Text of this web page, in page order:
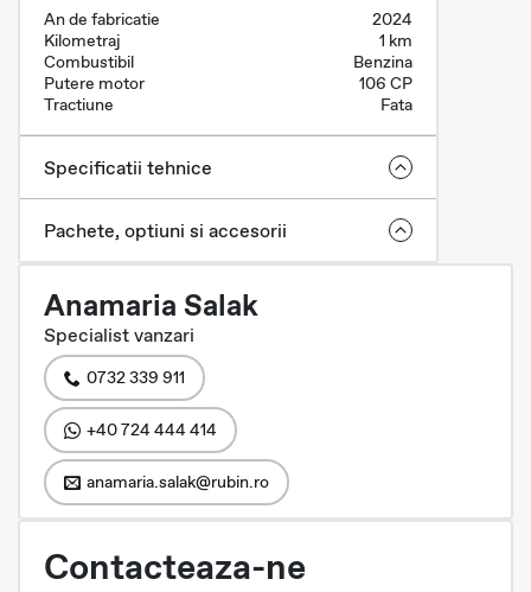
An de fabricatie
2024
Kilometraj
1 km
Combustibil
Benzina
Putere motor
106 CP
Tractiune
Fata
Specificatii tehnice
Pachete, optiuni si accesorii
Anamaria Salak
Specialist vanzari
0732 339 911
+40 724 444 414
anamaria.salak@rubin.ro
Contacteaza-ne